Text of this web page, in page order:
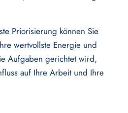
Priorisierung können Sie
wertvollste Energie und
Aufgaben gerichtet wird,
auf Ihre Arbeit und Ihre